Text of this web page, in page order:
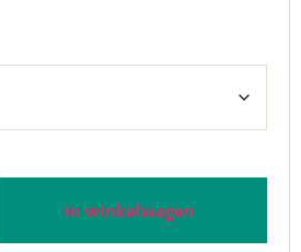
In winkelwagen